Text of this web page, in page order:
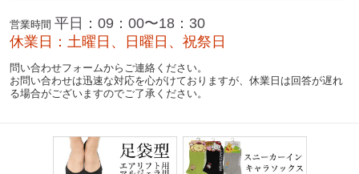
営業時間 平日：09：00〜18：30
休業日：土曜日、日曜日、祝祭日
問い合わせフォームからご連絡ください。
お問い合わせは迅速な対応を心がけておりますが、休業日は回答が遅れ
る場合がございますのでご了承ください。